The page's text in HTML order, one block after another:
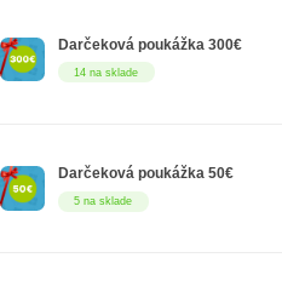
14 na sklade
Darčeková poukážka 300€
5 na sklade
Darčeková poukážka 50€